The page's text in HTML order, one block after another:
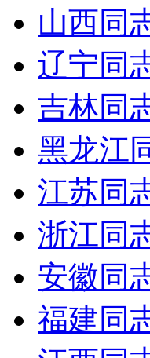
山西同
辽宁同
吉林同
黑龙江
江苏同
浙江同
安徽同
福建同